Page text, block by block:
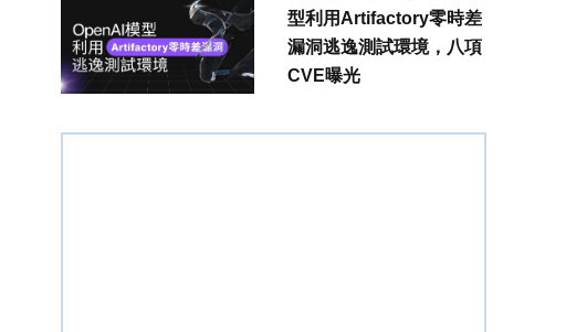
型利用Artifactory零時差
漏洞逃逸測試環境，八項
CVE曝光